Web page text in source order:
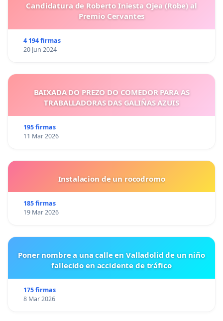
Candidatura de Roberto Iniesta Ojea (Robe) al
Premio Cervantes
4 194 firmas
20 Jun 2024
BAIXADA DO PREZO DO COMEDOR PARA AS
TRABALLADORAS DAS GALIÑAS AZUIS
195 firmas
11 Mar 2026
Instalacion de un rocodromo
185 firmas
19 Mar 2026
Poner nombre a una calle en Valladolid de un niño
fallecido en accidente de tráfico
175 firmas
8 Mar 2026